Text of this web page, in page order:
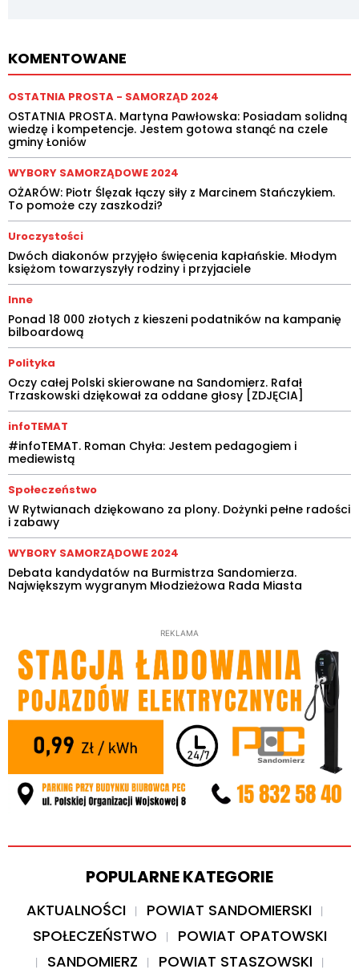
KOMENTOWANE
OSTATNIA PROSTA - SAMORZĄD 2024
OSTATNIA PROSTA. Martyna Pawłowska: Posiadam solidną
wiedzę i kompetencje. Jestem gotowa stanąć na czele
gminy Łoniów
WYBORY SAMORZĄDOWE 2024
OŻARÓW: Piotr Ślęzak łączy siły z Marcinem Stańczykiem.
To pomoże czy zaszkodzi?
Uroczystości
Dwóch diakonów przyjęło święcenia kapłańskie. Młodym
księżom towarzyszyły rodziny i przyjaciele
Inne
Ponad 18 000 złotych z kieszeni podatników na kampanię
bilboardową
Polityka
Oczy całej Polski skierowane na Sandomierz. Rafał
Trzaskowski dziękował za oddane głosy [ZDJĘCIA]
infoTEMAT
#infoTEMAT. Roman Chyła: Jestem pedagogiem i
mediewistą
Społeczeństwo
W Rytwianach dziękowano za plony. Dożynki pełne radości
i zabawy
WYBORY SAMORZĄDOWE 2024
Debata kandydatów na Burmistrza Sandomierza.
Największym wygranym Młodzieżowa Rada Miasta
REKLAMA
POPULARNE KATEGORIE
AKTUALNOŚCI
POWIAT SANDOMIERSKI
SPOŁECZEŃSTWO
POWIAT OPATOWSKI
SANDOMIERZ
POWIAT STASZOWSKI